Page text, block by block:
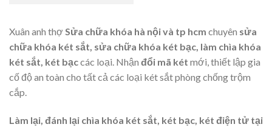
Xuân anh thợ Sửa chữa khóa hà nội và tp hcm chuyên sửa
chữa khóa két sắt, sửa chữa khóa két bạc, làm chìa khóa
két sắt, két bạccác loại. Nhận đổi mã két mới, thiết lập gia
cố độ an toàn cho tất cả các loại két sắt phòng chống trộm
cắp.
Làm lại, đánh lại chìa khóa két sắt, két bạc, két điện tử tại